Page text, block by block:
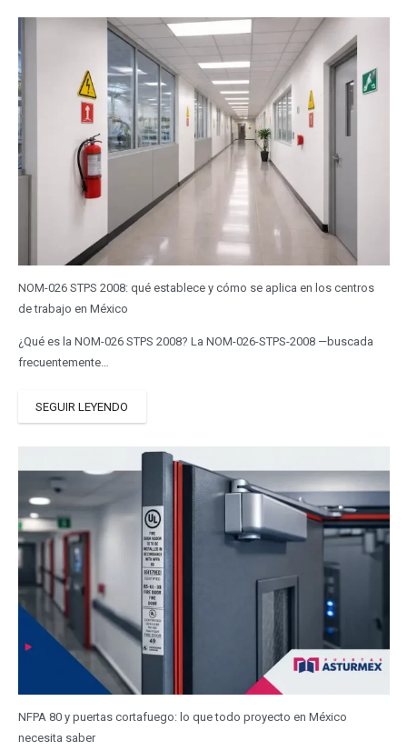
NOM-026 STPS 2008: qué establece y cómo se aplica en los centros
de trabajo en México
¿Qué es la NOM-026 STPS 2008? La NOM-026-STPS-2008 —buscada
frecuentemente…
SEGUIR LEYENDO
NFPA 80 y puertas cortafuego: lo que todo proyecto en México
necesita saber